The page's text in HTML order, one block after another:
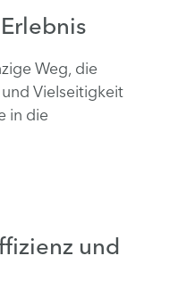
Weg, die
Vielseitigkeit
in die
und